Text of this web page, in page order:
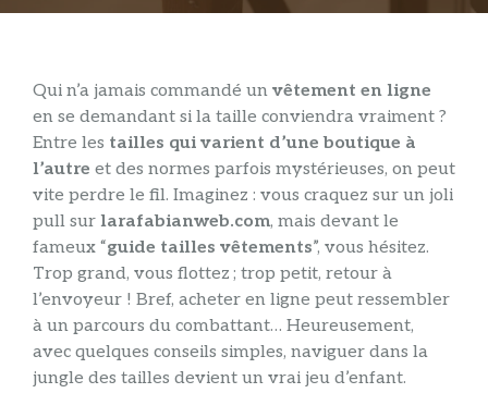
Qui n’a jamais commandé un vêtement en ligne
en se demandant si la taille conviendra vraiment ?
Entre les tailles qui varient d’une boutique à
l’autre et des normes parfois mystérieuses, on peut
vite perdre le fil. Imaginez : vous craquez sur un joli
pull sur larafabianweb.com, mais devant le
fameux “guide tailles vêtements”, vous hésitez.
Trop grand, vous flottez ; trop petit, retour à
l’envoyeur ! Bref, acheter en ligne peut ressembler
à un parcours du combattant… Heureusement,
avec quelques conseils simples, naviguer dans la
jungle des tailles devient un vrai jeu d’enfant.